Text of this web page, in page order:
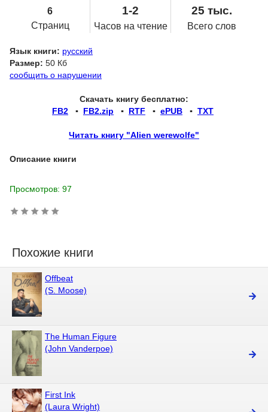
6
Страниц
1-2
Часов на чтение
25 тыс.
Всего слов
Язык книги: русский
Размер: 50 Кб
сообщить о нарушении
Скачать книгу бесплатно:
FB2 ▪ FB2.zip ▪ RTF ▪ ePUB ▪ TXT
Читать книгу "Alien werewolfe"
Описание книги
Просмотров: 97
Похожие книги
Offbeat
(S. Moose)
The Human Figure
(John Vanderpoe)
First Ink
(Laura Wright)